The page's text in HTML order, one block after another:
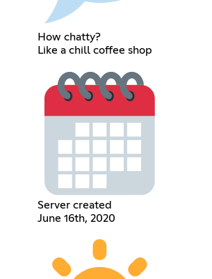
How chatty?
Like a chill coffee shop
Server created
June 16th, 2020